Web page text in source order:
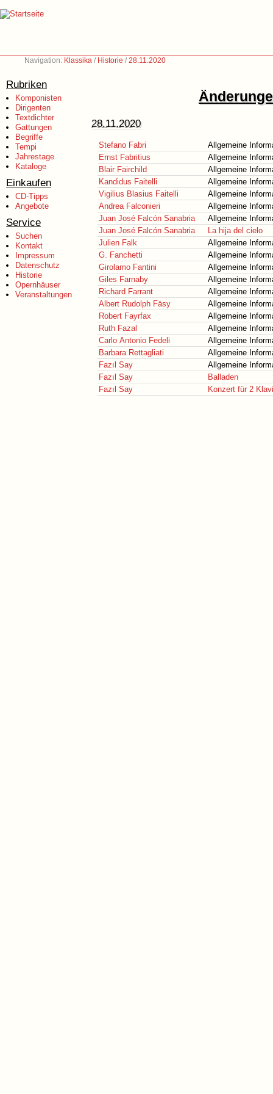
Navigation: Klassika / Historie /28.11.2020
Rubriken
Komponisten
Dirigenten
Textdichter
Gattungen
Begriffe
Tempi
Jahrestage
Kataloge
Einkaufen
CD-Tipps
Angebote
Service
Suchen
Kontakt
Impressum
Datenschutz
Historie
Opernhäuser
Veranstaltungen
28.11.2020
Stefano Fabri
Allgemeine
Ernst Fabritius
Allgemeine
Blair Fairchild
Allgemeine
Kandidus Faitelli
Allgemeine
Vigilius Blasius Faitelli
Allgemeine
Andrea Falconieri
Allgemeine
Juan José Falcón Sanabria
Allgemeine
Juan José Falcón Sanabria
La hija del cielo
Julien Falk
Allgemeine
G. Fanchetti
Allgemeine
Girolamo Fantini
Allgemeine
Giles Farnaby
Allgemeine
Richard Farrant
Allgemeine
Albert Rudolph Fäsy
Allgemeine
Robert Fayrfax
Allgemeine
Ruth Fazal
Allgemeine
Carlo Antonio Fedeli
Allgemeine
Barbara Rettagliati
Allgemeine
Fazıl Say
Allgemeine
Fazıl Say
Balladen
Fazıl Say
Konzert für 2